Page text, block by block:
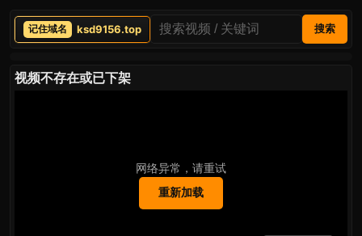
ksd9156.top 搜索
视频不存在或已下架
网络异常，请重试
重新加载